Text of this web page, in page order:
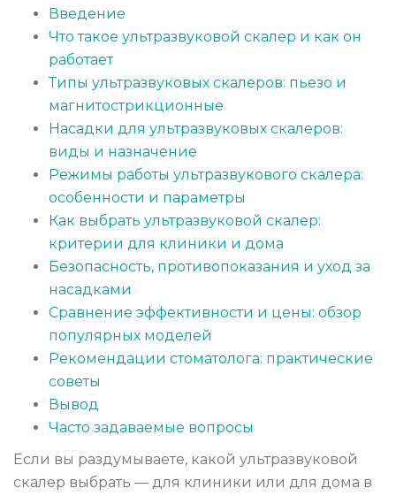
Введение
Что такое ультразвуковой скалер и как он
работает
Типы ультразвуковых скалеров: пьезо и
магнитострикционные
Насадки для ультразвуковых скалеров:
виды и назначение
Режимы работы ультразвукового скалера:
особенности и параметры
Как выбрать ультразвуковой скалер:
критерии для клиники и дома
Безопасность, противопоказания и уход за
насадками
Сравнение эффективности и цены: обзор
популярных моделей
Рекомендации стоматолога: практические
советы
Вывод
Часто задаваемые вопросы
Если вы раздумываете, какой ультразвуковой
скалер выбрать — для клиники или для дома в